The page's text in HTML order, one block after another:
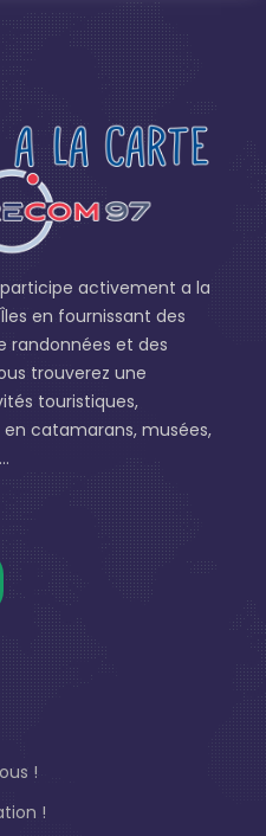
participe activement a la
en fournissant des
randonnées et des
trouverez une
touristiques,
en catamarans, musées,
!
!